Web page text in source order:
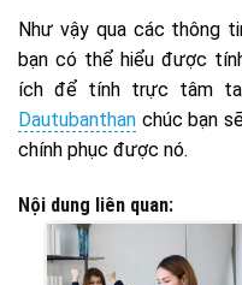
Như vậy qua các thông
bạn có thể hiểu được
ích để tính trực tâm
Dautubanthan chúc bạn
chính phục được nó.
Nội dung liên quan: